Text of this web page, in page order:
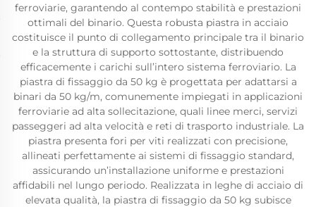
ferroviarie, garantendo al contempo stabilità e prestazioni
ottimali del binario. Questa robusta piastra in acciaio
costituisce il punto di collegamento principale tra il binario
e la struttura di supporto sottostante, distribuendo
efficacemente i carichi sull’intero sistema ferroviario. La
piastra di fissaggio da 50 kg è progettata per adattarsi a
binari da 50 kg/m, comunemente impiegati in applicazioni
ferroviarie ad alta sollecitazione, quali linee merci, servizi
passeggeri ad alta velocità e reti di trasporto industriale. La
piastra presenta fori per viti realizzati con precisione,
allineati perfettamente ai sistemi di fissaggio standard,
assicurando un’installazione uniforme e prestazioni
affidabili nel lungo periodo. Realizzata in leghe di acciaio di
elevata qualità, la piastra di fissaggio da 50 kg subisce